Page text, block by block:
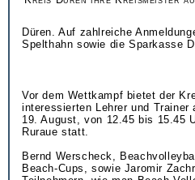
Düren. Auf zahlreiche
Spelthahn sowie die Sparkasse
Vor dem Wettkampf bietet der
interessierten Lehrer und
19. August, von 12.45 bis 15.45
Ruraue statt.
Bernd Werscheck,
Beach-Cups, sowie Jaromir